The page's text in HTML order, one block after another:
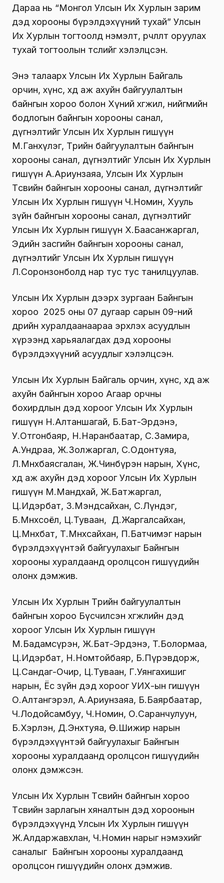
Дараа нь “Монгол Улсын Их Хурлын зарим
дэд хорооны бүрэлдэхүүний тухай” Улсын
Их Хурлын тогтоолд нэмэлт, өөрчлөлт оруулах
тухай тогтоолын төслийг хэлэлцсэн.
Энэ талаарх Улсын Их Хурлын Байгаль
орчин, хүнс, хөдөө аж ахуйн байгуулалтын
байнгын хороо болон Хүний хөгжил, нийгмийн
бодлогын байнгын хорооны санал,
дүгнэлтийг Улсын Их Хурлын гишүүн
М.Ганхүлэг, Төрийн байгуулалтын байнгын
хорооны санал, дүгнэлтийг Улсын Их Хурлын
гишүүн А.Ариунзаяа, Улсын Их Хурлын
Төсвийн байнгын хорооны санал, дүгнэлтийг
Улсын Их Хурлын гишүүн Ч.Номин, Хууль
зүйн байнгын хорооны санал, дүгнэлтийг
Улсын Их Хурлын гишүүн Х.Баасанжаргал,
Эдийн засгийн байнгын хорооны санал,
дүгнэлтийг Улсын Их Хурлын гишүүн
Л.Соронзонболд нар тус тус танилцуулав.
Улсын Их Хурлын дээрх зургаан Байнгын
хороо 2025 оны 07 дугаар сарын 09-ний
өдрийн хуралдаанаараа эрхлэх асуудлын
хүрээнд харьяалагдах дэд хорооны
бүрэлдэхүүний асуудлыг хэлэлцсэн.
Улсын Их Хурлын Байгаль орчин, хүнс, хөдөө аж
ахуйн байнгын хороо Агаар орчны
бохирдлын дэд хороог Улсын Их Хурлын
гишүүн Н.Алтаншагай, Б.Бат-Эрдэнэ,
У.Отгонбаяр, Н.Наранбаатар, С.Замира,
А.Ундраа, Ж.Золжаргал, С.Одонтуяа,
Л.Мөнхбаясгалан, Ж.Чинбүрэн нарын, Хүнс,
хөдөө аж ахуйн дэд хороог Улсын Их Хурлын
гишүүн М.Мандхай, Ж.Батжаргал,
Ц.Идэрбат, З.Мэндсайхан, С.Лүндэг,
Б.Мөнхсоёл, Ц.Туваан, Д.Жаргалсайхан,
Ц.Мөнхбат, Т.Мөнхсайхан, П.Батчимэг нарын
бүрэлдэхүүнтэй байгуулахыг Байнгын
хорооны хуралдаанд оролцсон гишүүдийн
олонх дэмжив.
Улсын Их Хурлын Төрийн байгуулалтын
байнгын хороо Бүсчилсэн хөгжлийн дэд
хороог Улсын Их Хурлын гишүүн
М.Бадамсүрэн, Ж.Бат-Эрдэнэ, T.Болормаа,
Ц.Идэрбат, Н.Номтойбаяр, Б.Пүрэвдорж,
Ц.Сандаг-Очир, Ц.Туваан, Г.Уянгахишиг
нарын, Ёс зүйн дэд хороог УИХ-ын гишүүн
О.Алтангэрэл, А.Ариунзаяа, Б.Баярбаатар,
Ч.Лодойсамбуу, Ч.Номин, О.Саранчулуун,
Б.Хэрлэн, Д.Энхтуяа, Ө.Шижир нарын
бүрэлдэхүүнтэй байгуулахыг Байнгын
хорооны хуралдаанд оролцсон гишүүдийн
олонх дэмжсэн.
Улсын Их Хурлын Төсвийн байнгын хороо
Төсвийн зарлагын хяналтын дэд хороонын
бүрэлдэхүүнд Улсын Их Хурлын гишүүн
Ж.Алдаржавхлан, Ч.Номин нарыг нэмэхийг
саналыг Байнгын хорооны хуралдаанд
оролцсон гишүүдийн олонх дэмжив.